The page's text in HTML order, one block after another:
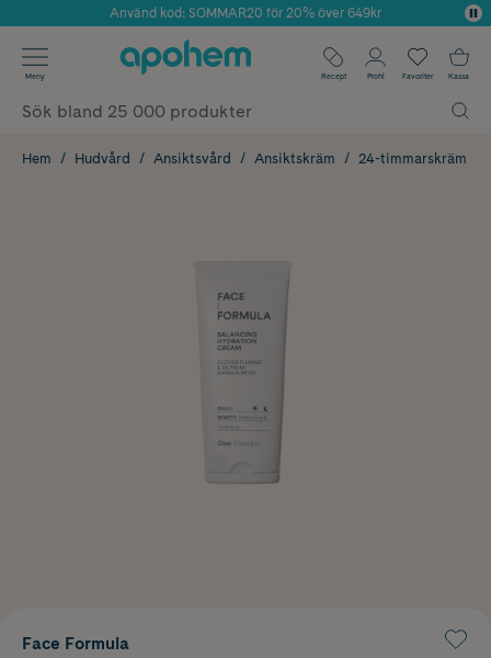
Årets Butik 2025 inom Skönhet
Använd kod: SOMMAR20 för 20% över 649kr
✓ Fri frakt
✓ Poäng på alla köp*
Meny Recept Profil Favoriter Kassa
Hem Hudvård Ansiktsvård Ansiktskräm 24-timmarskräm
Face Formula